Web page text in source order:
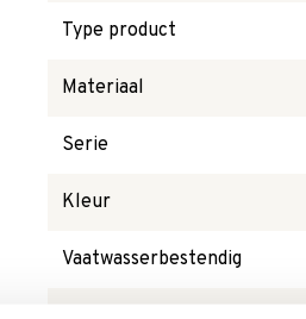
Type product
Materiaal
Serie
Kleur
Vaatwasserbestendig